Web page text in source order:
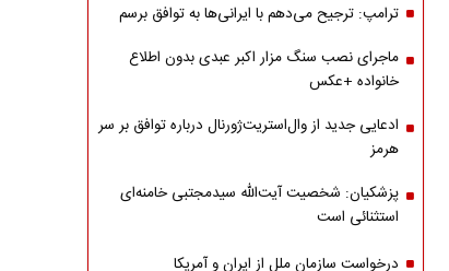
ترامپ: ترجیح می‌دهم با ایرانی‌‌ها به توافق برسم
ماجرای نصب سنگ مزار اکبر عبدی بدون اطلاع
خانواده +عکس
ادعایی جدید از وال‌استریت‌ژورنال درباره توافق بر سر
هرمز
پزشکیان: شخصیت آیت‌الله سیدمجتبی خامنه‌ای
استثنائی است
درخواست سازمان ملل از ایران و آمریکا